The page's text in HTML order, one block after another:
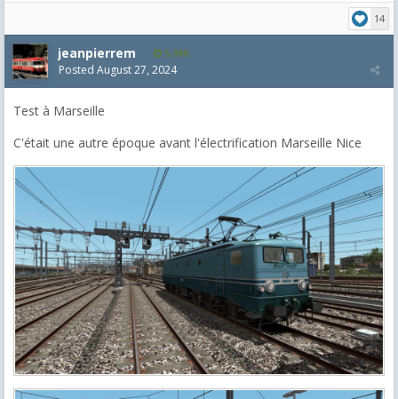
14
jeanpierrem 5,986
Posted August 27, 2024
Test à Marseille
C'était une autre époque avant l'électrification Marseille Nice